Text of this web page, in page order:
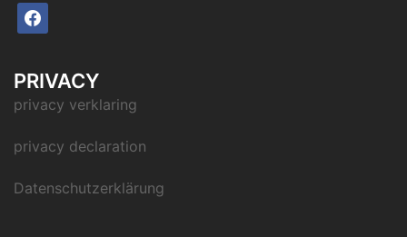
PRIVACY
privacy verklaring
privacy declaration
Datenschutzerklärung